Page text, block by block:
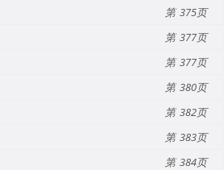
375
377
377
380
382
383
384